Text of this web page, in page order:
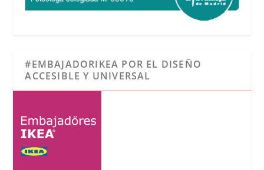
#EMBAJADORIKEA POR EL DISEÑO
ACCESIBLE Y UNIVERSAL